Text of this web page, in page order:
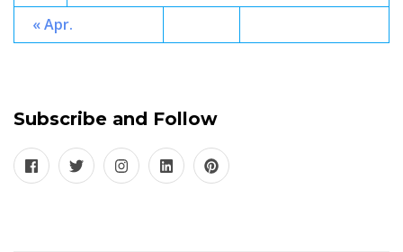
« Apr.
Subscribe and Follow